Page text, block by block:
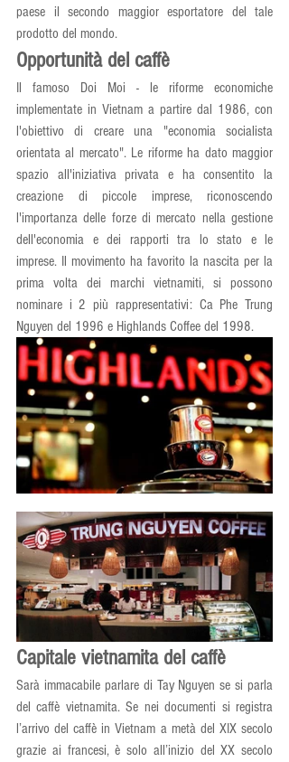
paese il secondo maggior esportatore del tale
prodotto del mondo.
Opportunità del caffè
Il famoso Doi Moi - le riforme economiche
implementate in Vietnam a partire dal 1986, con
l'obiettivo di creare una "economia socialista
orientata al mercato". Le riforme ha dato maggior
spazio all'iniziativa privata e ha consentito la
creazione di piccole imprese, riconoscendo
l'importanza delle forze di mercato nella gestione
dell'economia e dei rapporti tra lo stato e le
imprese. Il movimento ha favorito la nascita per la
prima volta dei marchi vietnamiti, si possono
nominare i 2 più rappresentativi: Ca Phe Trung
Nguyen del 1996 e Highlands Coffee del 1998.
Capitale vietnamita del caffè
Sarà immacabile parlare di Tay Nguyen se si parla
del caffè vietnamita. Se nei documenti si registra
l’arrivo del caffè in Vietnam a metà del XIX secolo
grazie ai francesi, è solo all’inizio del XX secolo